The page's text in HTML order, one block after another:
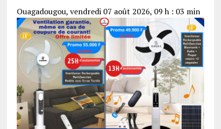
Ouagadougou, vendredi 07 août 2026, 09 h : 03 min